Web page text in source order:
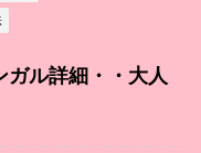
ガル詳細・・大人